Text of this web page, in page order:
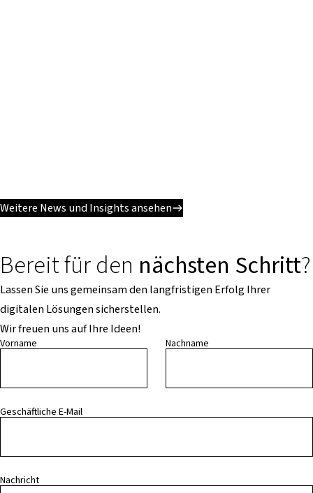
Weitere News und Insights ansehen
Bereit für den nächsten Schritt?
Lassen Sie uns gemeinsam den langfristigen Erfolg Ihrer
digitalen Lösungen sicherstellen.
Wir freuen uns auf Ihre Ideen!
Vorname Nachname
Geschäftliche E-Mail
Nachricht